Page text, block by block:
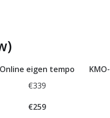
Online eigen tempo
€339
€259